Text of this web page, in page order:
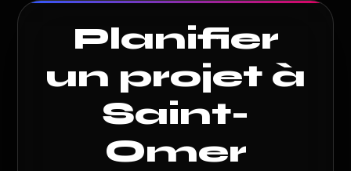
broadcast.Planifier
un projet à
Saint-
Omer